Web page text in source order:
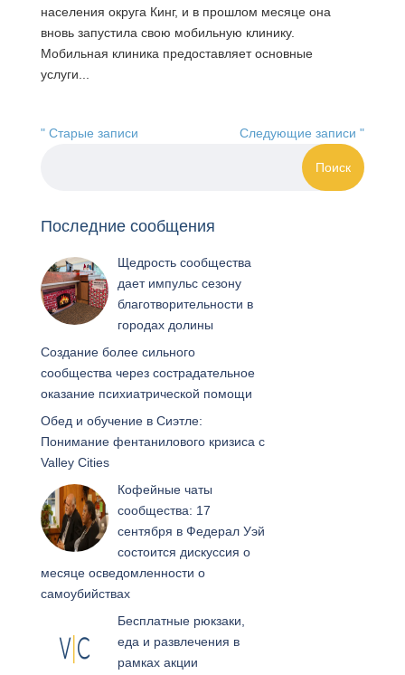
населения округа Кинг, и в прошлом месяце она
вновь запустила свою мобильную клинику.
Мобильная клиника предоставляет основные
услуги...
" Старые записи Следующие записи "
Последние сообщения
Щедрость сообщества
дает импульс сезону
благотворительности в
городах долины
Создание более сильного
сообщества через сострадательное
оказание психиатрической помощи
Обед и обучение в Сиэтле:
Понимание фентанилового кризиса с
Valley Cities
Кофейные чаты
сообщества: 17
сентября в Федерал Уэй
состоится дискуссия о
месяце осведомленности о
самоубийствах
Бесплатные рюкзаки,
еда и развлечения в
рамках акции